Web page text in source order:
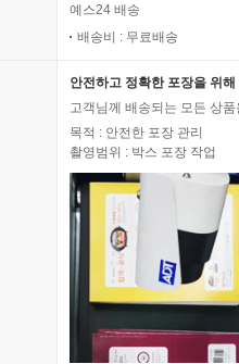
예스24 배송
배송비 : 무료배송
안전하고 정확한 포장을 위
고객님께 배송되는 모든 상
목적 : 안전한 포장 관리
촬영범위 : 박스 포장 작업